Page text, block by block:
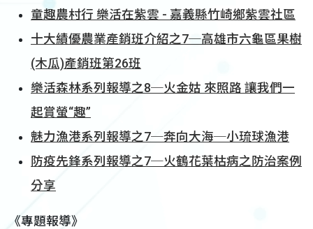
童趣農村行 樂活在紫雲 - 嘉義縣竹崎鄉紫雲社區
十大績優農業產銷班介紹之7─高雄市六龜區果樹
(木瓜)產銷班第26班
樂活森林系列報導之8─火金姑 來照路 讓我們一
起賞螢“趣”
魅力漁港系列報導之7─奔向大海─小琉球漁港
防疫先鋒系列報導之7─火鶴花葉枯病之防治案例
分享
《專題報導》